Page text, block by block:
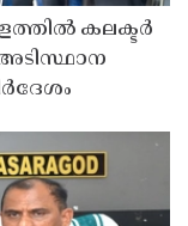
കലക്ടർ